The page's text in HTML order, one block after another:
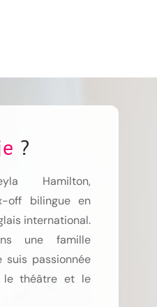
?
Hamilton,
off bilingue en
international.
une famille
passionnée
le théâtre et le